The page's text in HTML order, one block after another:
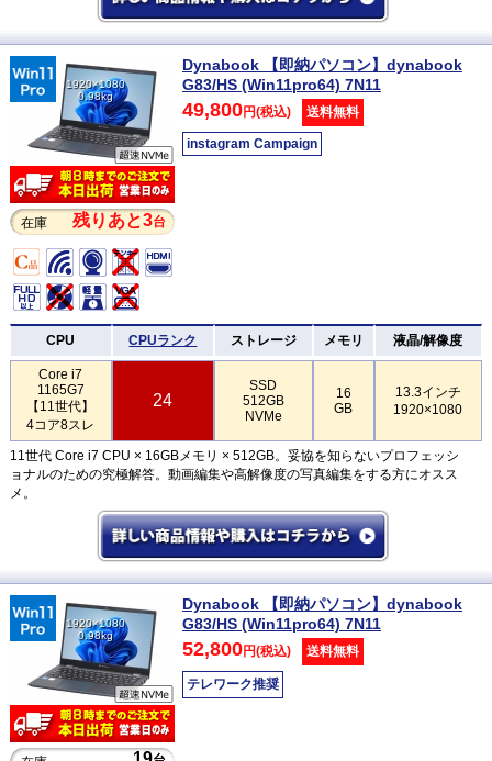
1920×1080
0.98kg
在庫 残りあと3台
Dynabook 【即納パソコン】dynabook
G83/HS (Win11pro64) 7N11
49,800円(税込) 送料無料
instagram Campaign
CPU CPUランク ストレージ メモリ 液晶/解像度
Core i7
1165G7
【11世代】
4コア8スレ
24
SSD
512GB
NVMe
16
GB
13.3インチ
1920×1080
11世代 Core i7 CPU × 16GBメモリ × 512GB。妥協を知らないプロフェッシ
ョナルのための究極解答。動画編集や高解像度の写真編集をする方にオスス
メ。
1920×1080
0.98kg
Dynabook 【即納パソコン】dynabook
G83/HS (Win11pro64) 7N11
52,800円(税込) 送料無料
テレワーク推奨